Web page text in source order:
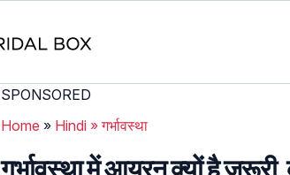
SPONSORED
Home » Hindi »गर्भावस्था